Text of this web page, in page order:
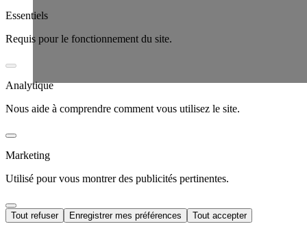
Essentiels
Requis pour le fonctionnement du site.
Analytique
Nous aide à comprendre comment vous utilisez le site.
Marketing
Utilisé pour vous montrer des publicités pertinentes.
Tout refuser Enregistrer mes préférences Tout accepter